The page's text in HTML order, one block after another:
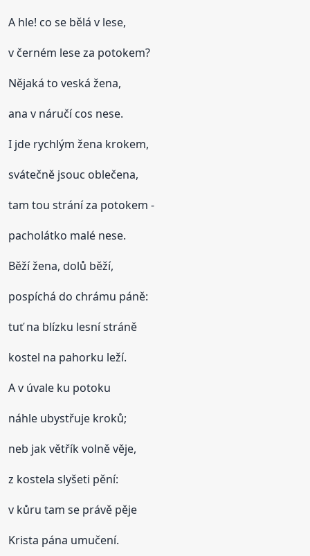
A hle! co se bělá v lese,
v černém lese za potokem?
Nějaká to veská žena,
ana v náručí cos nese.
I jde rychlým žena krokem,
svátečně jsouc oblečena,
tam tou strání za potokem -
pacholátko malé nese.
Běží žena, dolů běží,
pospíchá do chrámu páně:
tuť na blízku lesní stráně
kostel na pahorku leží.
A v úvale ku potoku
náhle ubystřuje kroků;
neb jak větřík volně věje,
z kostela slyšeti pění:
v kůru tam se právě pěje
Krista pána umučení.